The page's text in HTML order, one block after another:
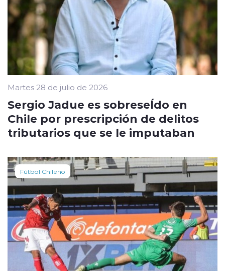
Martes 28 de julio de 2026
Sergio Jadue es sobreseÍdo en
Chile por prescripción de delitos
tributarios que se le imputaban
Fútbol Chileno